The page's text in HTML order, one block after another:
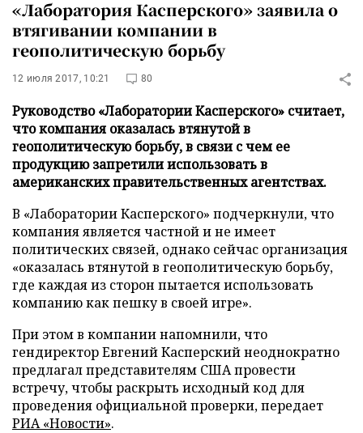
«Лаборатория Касперского» заявила о
втягивании компании в
геополитическую борьбу
12 июля 2017, 10:21 80
Руководство «Лаборатории Касперского» считает,
что компания оказалась втянутой в
геополитическую борьбу, в связи с чем ее
продукцию запретили использовать в
американских правительственных агентствах.
В «Лаборатории Касперского» подчеркнули, что
компания является частной и не имеет
политических связей, однако сейчас организация
«оказалась втянутой в геополитическую борьбу,
где каждая из сторон пытается использовать
компанию как пешку в своей игре».
При этом в компании напомнили, что
гендиректор Евгений Касперский неоднократно
предлагал представителям США провести
встречу, чтобы раскрыть исходный код для
проведения официальной проверки, передает
РИА «Новости».